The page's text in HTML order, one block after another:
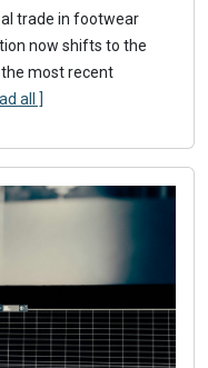
trade in footwear
now shifts to the
most recent
all ]